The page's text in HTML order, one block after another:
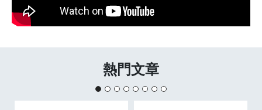
熱門文章